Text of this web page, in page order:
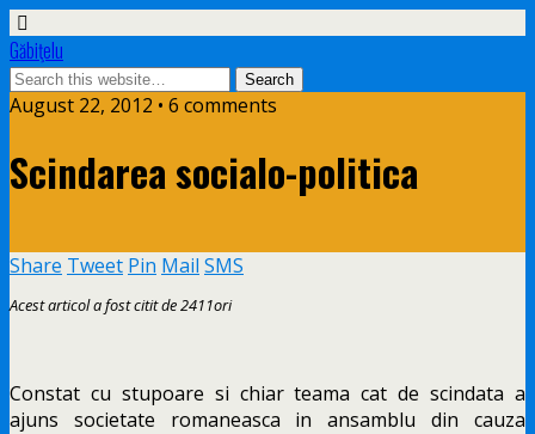
Găbiţelu
August 22, 2012 • 6 comments
Scindarea socialo-politica
Share Tweet Pin Mail SMS
Acest articol a fost citit de 2411ori
Constat cu stupoare si chiar teama cat de scindata a
ajuns societate romaneasca in ansamblu din cauza